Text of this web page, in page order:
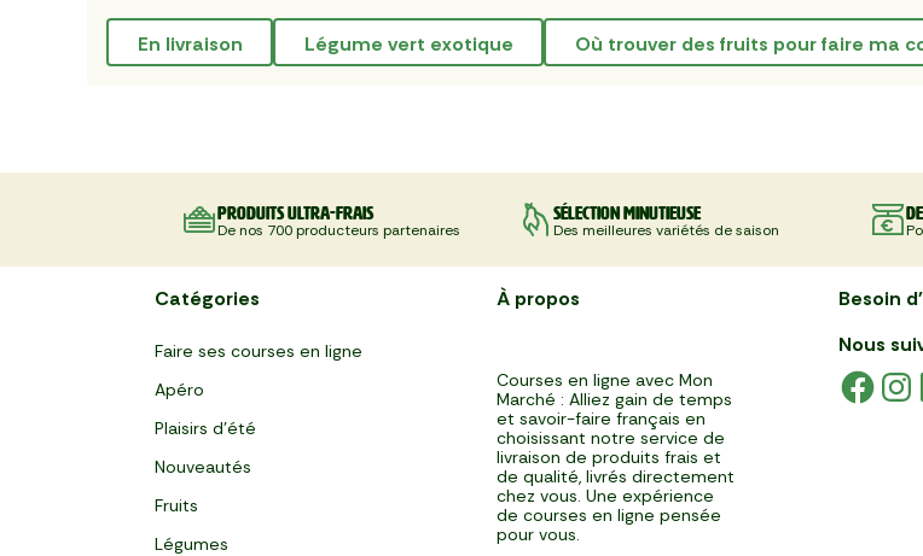
en livraison légume vert exotique où trouver des fruits pour faire ma
Produits ultra-frais
De nos 700 producteurs partenaires
Sélection minutieuse
Des meilleures variétés de saison
Catégories
Faire ses courses en ligne
Apéro
Plaisirs d'été
Nouveautés
Fruits
Légumes
À propos
Courses en ligne avec Mon
Marché : Alliez gain de temps
et savoir-faire français en
choisissant notre service de
livraison de produits frais et
de qualité, livrés directement
chez vous. Une expérience
de courses en ligne pensée
pour vous.
Besoin
Nous